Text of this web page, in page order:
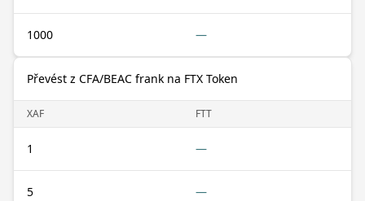
1000 —
Převést z CFA/BEAC frank na FTX Token
XAF FTT
1 —
5 —